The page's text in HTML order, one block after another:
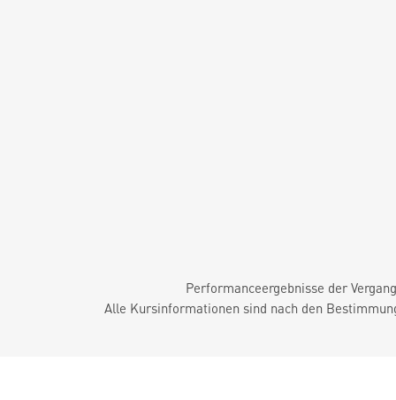
Performanceergebnisse der
Alle Kursinformationen sind nach den